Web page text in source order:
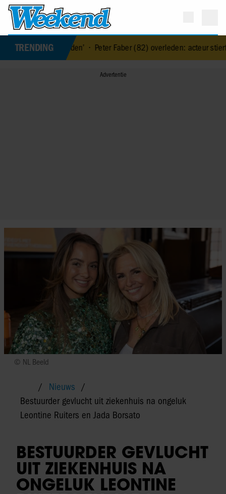
TRENDING
• Peter Faber (82) overleden: acteur stierf vredig in het
© NL Beeld
Nieuws
Bestuurder gevlucht uit ziekenhuis na ongeluk
Leontine Ruiters en Jada Borsato
BESTUURDER GEVLUCHT
UIT ZIEKENHUIS NA
ONGELUK LEONTINE